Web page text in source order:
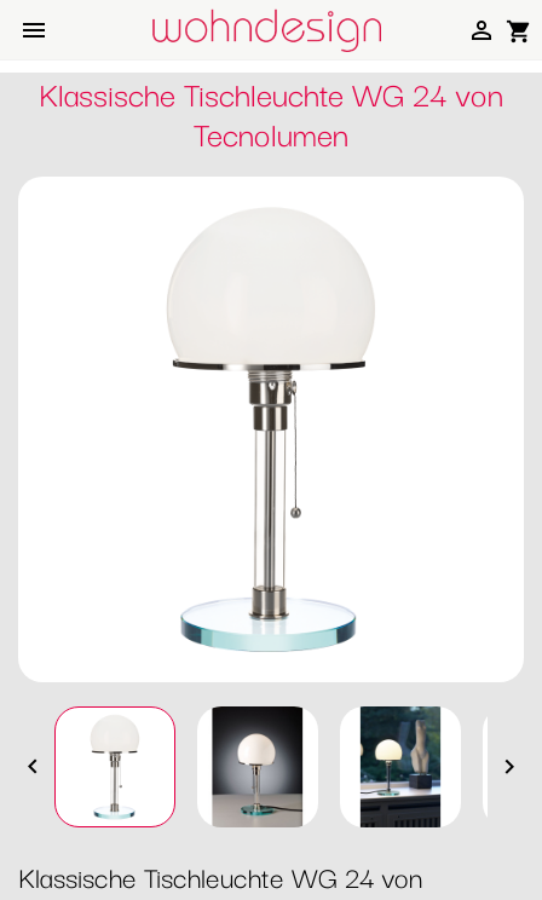
 shopping_cart

Klassische Tischleuchte WG 24 von
Tecnolumen
 
Klassische Tischleuchte WG 24 von